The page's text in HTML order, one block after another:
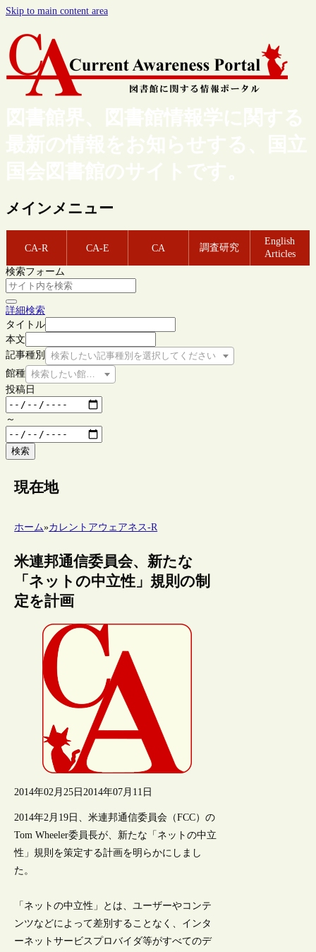
Skip to main content area
図書館界、図書館情報学に関する
最新の情報をお知らせする、国立
国会図書館のサイトです。
メインメニュー
CA-R CA-E CA 調査研究
English
Articles
検索フォーム
詳細検索
タイトル
本文
記事種別
検索したい記事種別を選択してください
館種 検索したい館種を選択してください
投稿日
～
検索
現在地
ホーム»カレントアウェアネス-R
米連邦通信委員会、新たな
「ネットの中立性」規則の制
定を計画
2014年02月25日 2014年07月11日
2014年2月19日、米連邦通信委員会（FCC）の
Tom Wheeler委員長が、新たな「ネットの中立
性」規則を策定する計画を明らかにしまし
た。
「ネットの中立性」とは、ユーザーやコンテ
ンツなどによって差別することなく、インタ
ーネットサービスプロバイダ等がすべてのデ